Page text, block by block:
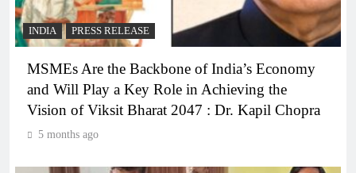
INDIA PRESS RELEASE
MSMEs Are the Backbone of India’s Economy
and Will Play a Key Role in Achieving the
Vision of Viksit Bharat 2047 : Dr. Kapil Chopra
5 months ago